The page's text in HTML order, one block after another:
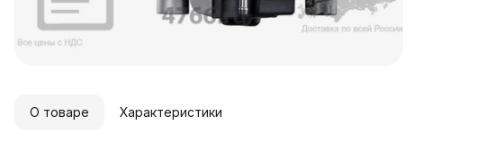
О товаре Характеристики